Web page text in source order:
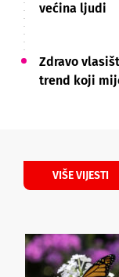
većina ljudi
Zdravo
trend koji
VIŠE VIJESTI